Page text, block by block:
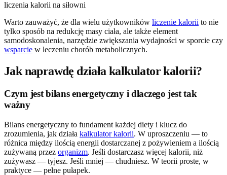
Warto zauważyć, że dla wielu użytkowników liczenie kalorii to nie
tylko sposób na redukcję masy ciała, ale także element
samodoskonalenia, narzędzie zwiększania wydajności w sporcie czy
wsparcie w leczeniu chorób metabolicznych.
Jak naprawdę działa kalkulator kalorii?
Czym jest bilans energetyczny i dlaczego jest tak
ważny
Bilans energetyczny to fundament każdej diety i klucz do
zrozumienia, jak działa kalkulator kalorii. W uproszczeniu — to
różnica między ilością energii dostarczanej z pożywieniem a ilością
zużywaną przez organizm. Jeśli dostarczasz więcej kalorii, niż
zużywasz — tyjesz. Jeśli mniej — chudniesz. W teorii proste, w
praktyce — pełne pułapek.